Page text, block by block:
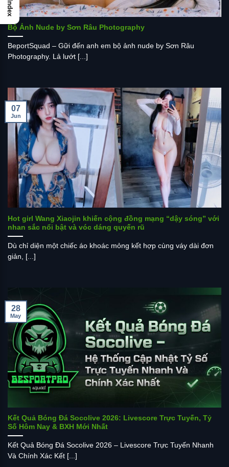
Bộ Ảnh Nude by Sơn Râu Photography
BeportSquad – Gữi đến anh em bộ ảnh nude by Sơn Râu
Photography. Lả lướt [...]
Hot girl Wang Xiaojin khiến cộng đồng mạng “dậy sóng” với
nhan sắc nổi bật và vóc dáng quyến rũ
Dù chỉ diện một chiếc áo khoác mỏng kết hợp cùng váy dài đơn
giản, [...]
07
Jun
Kết Quả Bóng Đá Socolive 2026: Livescore Trực Tuyến, Tỷ
Số Hôm Nay & BXH Mới Nhất
Kết Quả Bóng Đá Socolive 2026 – Livescore Trực Tuyến Nhanh
Và Chính Xác Kết [...]
28
May
Index